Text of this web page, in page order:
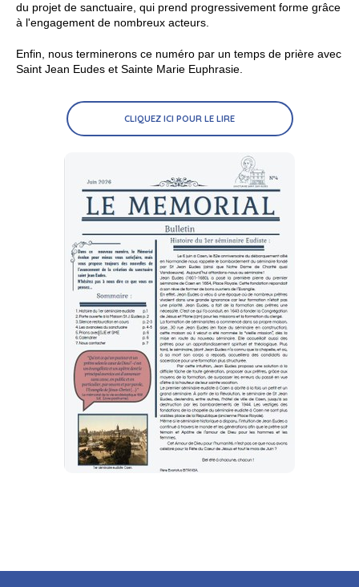
du projet de sanctuaire, qui prend progressivement forme grâce
à l'engagement de nombreux acteurs.
Enfin, nous terminerons ce numéro par un temps de prière avec
Saint Jean Eudes et Sainte Marie Euphrasie.
CLIQUEZ ICI POUR LE LIRE